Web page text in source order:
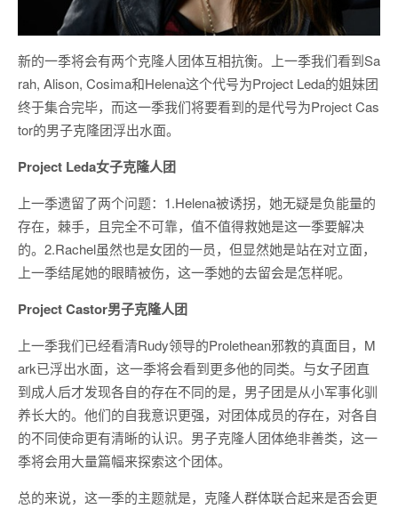
新的一季将会有两个克隆人团体互相抗衡。上一季我们看到Sa
rah, Alison, Cosima和Helena这个代号为Project Leda的姐妹团
终于集合完毕，而这一季我们将要看到的是代号为Project Cas
tor的男子克隆团浮出水面。
Project Leda女子克隆人团
上一季遗留了两个问题：1.Helena被诱拐，她无疑是负能量的
存在，棘手，且完全不可靠，值不值得救她是这一季要解决
的。2.Rachel虽然也是女团的一员，但显然她是站在对立面，
上一季结尾她的眼睛被伤，这一季她的去留会是怎样呢。
Project Castor男子克隆人团
上一季我们已经看清Rudy领导的Prolethean邪教的真面目，M
ark已浮出水面，这一季将会看到更多他的同类。与女子团直
到成人后才发现各自的存在不同的是，男子团是从小军事化驯
养长大的。他们的自我意识更强，对团体成员的存在，对各自
的不同使命更有清晰的认识。男子克隆人团体绝非善类，这一
季将会用大量篇幅来探索这个团体。
总的来说，这一季的主题就是，克隆人群体联合起来是否会更